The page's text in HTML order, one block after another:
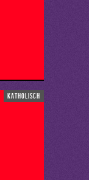
katholisch